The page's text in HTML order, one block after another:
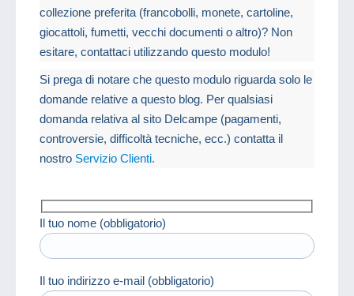
collezione preferita (francobolli, monete, cartoline,
giocattoli, fumetti, vecchi documenti o altro)? Non
esitare, contattaci utilizzando questo modulo!
Si prega di notare che questo modulo riguarda solo le
domande relative a questo blog. Per qualsiasi
domanda relativa al sito Delcampe (pagamenti,
controversie, difficoltà tecniche, ecc.) contatta il
nostro Servizio Clienti.
Il tuo nome (obbligatorio)
Il tuo indirizzo e-mail (obbligatorio)